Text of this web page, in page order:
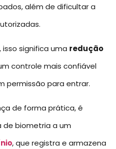
além de dificultar a
significa uma redução
controle mais confiável
permissão para entrar.
de forma prática, é
de biometria a um
, que registra e armazena